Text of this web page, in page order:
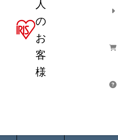
人
の
お
客
様